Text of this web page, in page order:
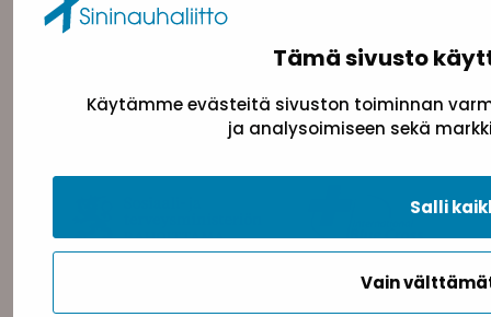
Tämä sivusto
Käytämme evästeitä sivuston toiminnan
ja analysoimiseen sekä
Vain
Salli
Yhteystiedot
Sininauhaliitto (Y-tunnus: 0217042–5)
toimisto@sininauha.fi